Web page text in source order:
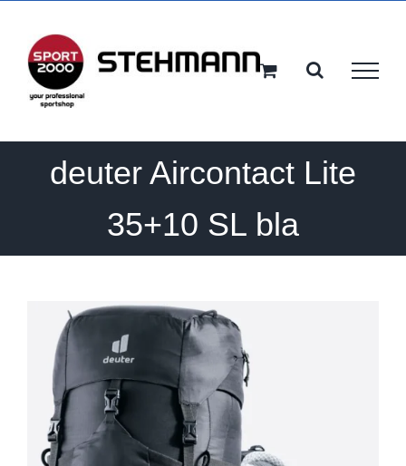
inhoud
deuter Aircontact Lite
35+10 SL bla